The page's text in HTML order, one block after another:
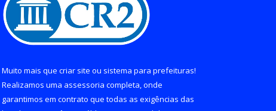
Muito mais que criar site ou sistema para prefeituras!
Realizamos uma assessoria completa, onde
garantimos em contrato que todas as exigências das